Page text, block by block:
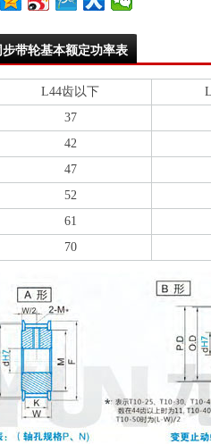
带轮基本额定功率表
L44齿以下
37
42
47
52
61
70